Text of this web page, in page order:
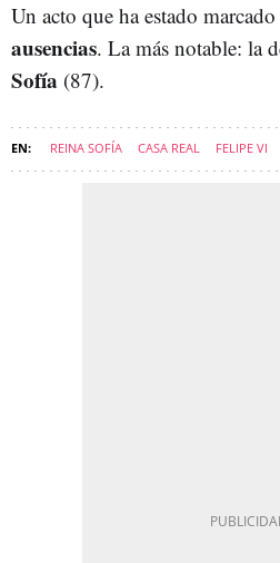
Un acto que ha estado
ausencias. La más notable: la
Sofía (87).
REINA SOFÍA CASA REAL FELIPE VI